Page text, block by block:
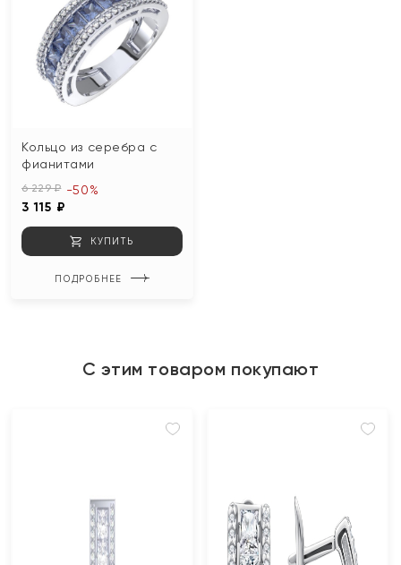
Кольцо из серебра с
фианитами
6 229 ₽
3 115 ₽
-50%
КУПИТЬ
ПОДРОБНЕЕ
С этим товаром покупают